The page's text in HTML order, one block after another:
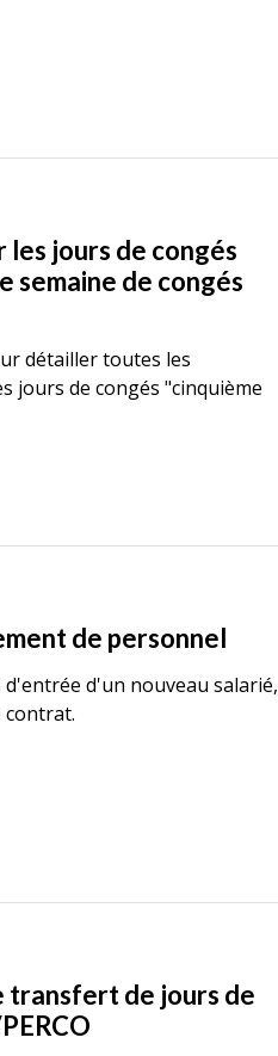
jours de congés
semaine de congés
détailler toutes les
jours de congés "cinquième
de personnel
d'un nouveau salarié,
contrat.
transfert de jours de